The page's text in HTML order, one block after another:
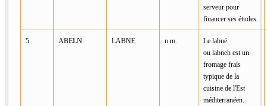
serveur pour
financer ses études.
5 ABELN LABNE n.m.
Le labné
ou labneh est un
fromage frais
typique de la
cuisine de l'Est
méditerranéen.